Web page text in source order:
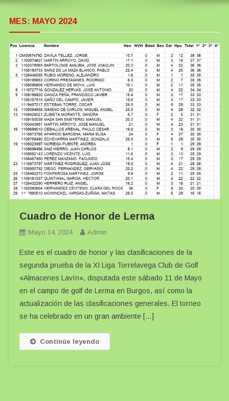
MES: MAYO 2024
Cuadro de Honor de Lerma
Mayo 14, 2024 Admin
Este es el cuadro de honor y las clasificaciones de la
segunda prueba de la XI Liga Torrelavega Club de Golf
«Almacenes Lavín», disputada este sábado 11 de Mayo
en el campo de golf de Lerma en Burgos, así como la
actualización de las clasificaciones generales. El torneo
se ha celebrado en un gran ambiente […]
Continúe leyendo